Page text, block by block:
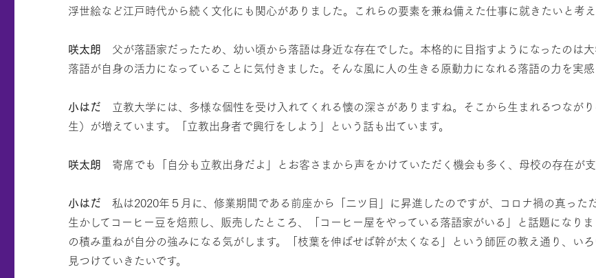
浮世絵など江戸時代から続く文化にも関心がありました。これらの要素を兼ね備えた仕事に就きたいと考
咲太朗 父が落語家だったため、幼い頃から落語は身近な存在でした。本格的に目指すようになったのは
落語が自身の活力になっていることに気付きました。そんな風に人の生きる原動力になれる落語の力を実
小はだ 立教大学には、多様な個性を受け入れてくれる懐の深さがありますね。そこから生まれるつなが
生）が増えています。「立教出身者で興行をしよう」という話も出ています。
咲太朗 寄席でも「自分も立教出身だよ」とお客さまから声をかけていただく機会も多く、母校の存在が支
小はだ 私は2020年５月に、修業期間である前座から「二ツ目」に昇進したのですが、コロナ禍の真った
生かしてコーヒー豆を焙煎し、販売したところ、「コーヒー屋をやっている落語家がいる」と話題になり
の積み重ねが自分の強みになる気がします。「枝葉を伸ばせば幹が太くなる」という師匠の教え通り、い
見つけていきたいです。